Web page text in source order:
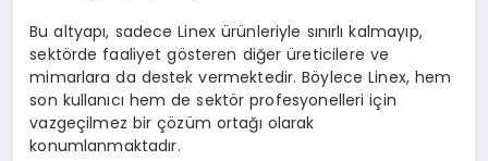
Bu altyapı, sadece Linex ürünleriyle sınırlı kalmayıp,
sektörde faaliyet gösteren diğer üreticilere ve
mimarlara da destek vermektedir. Böylece Linex, hem
son kullanıcı hem de sektör profesyonelleri için
vazgeçilmez bir çözüm ortağı olarak
konumlanmaktadır.